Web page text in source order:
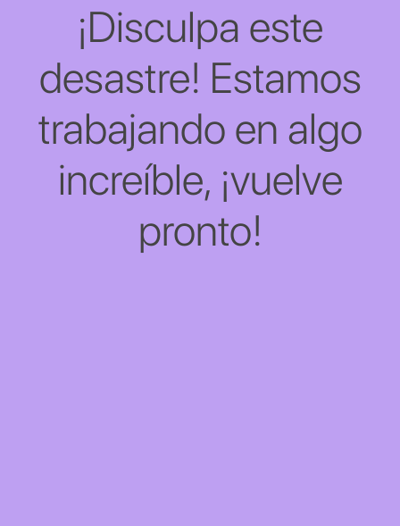
¡Disculpa este
desastre! Estamos
trabajando en algo
increíble, ¡vuelve
pronto!